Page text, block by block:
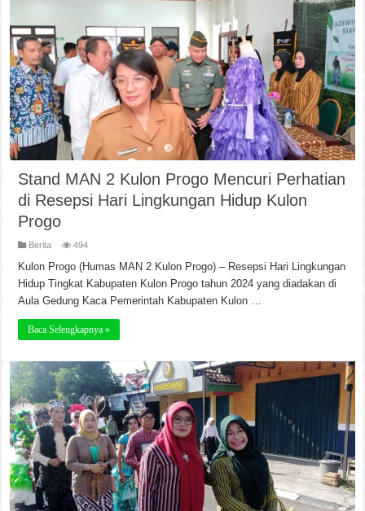
Stand MAN 2 Kulon Progo Mencuri Perhatian
di Resepsi Hari Lingkungan Hidup Kulon
Progo
Berita 494
Kulon Progo (Humas MAN 2 Kulon Progo) – Resepsi Hari Lingkungan
Hidup Tingkat Kabupaten Kulon Progo tahun 2024 yang diadakan di
Aula Gedung Kaca Pemerintah Kabupaten Kulon …
Baca Selengkapnya »